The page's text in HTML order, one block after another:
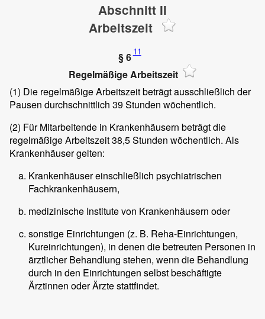
Abschnitt II
Arbeitszeit
§ 6 11
Regelmäßige Arbeitszeit
(1) Die regelmäßige Arbeitszeit beträgt ausschließlich der
Pausen durchschnittlich 39 Stunden wöchentlich.
(2) Für Mitarbeitende in Krankenhäusern beträgt die
regelmäßige Arbeitszeit 38,5 Stunden wöchentlich. Als
Krankenhäuser gelten:
Krankenhäuser einschließlich psychiatrischen
Fachkrankenhäusern,
medizinische Institute von Krankenhäusern oder
sonstige Einrichtungen (z. B. Reha-Einrichtungen,
Kureinrichtungen), in denen die betreuten Personen in
ärztlicher Behandlung stehen, wenn die Behandlung
durch in den Einrichtungen selbst beschäftigte
Ärztinnen oder Ärzte stattfindet.